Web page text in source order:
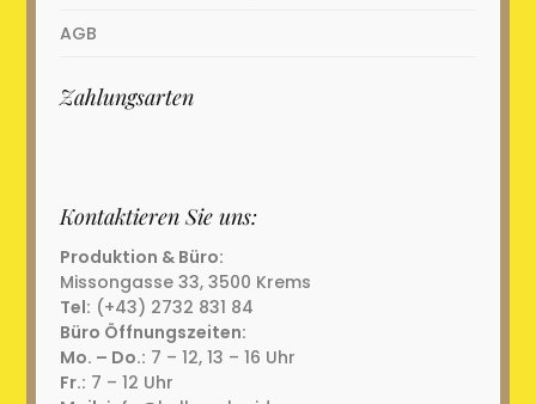
AGB
Zahlungsarten
Kontaktieren Sie uns:
Produktion & Büro:
Missongasse 33, 3500 Krems
Tel: (+43) 2732 831 84
Büro Öffnungszeiten:
Mo. – Do.: 7 – 12, 13 – 16 Uhr
Fr.: 7 – 12 Uhr